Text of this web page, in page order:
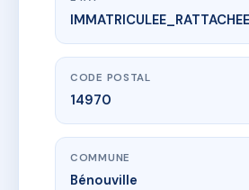
www.vme.plus/
RESIDENCE 5 JUIN 1944
50 Avenue du 5 Juin 1944
IMMATRICULEE_RATTACHEE
CODE POSTAL
14970
COMMUNE
Bénouville